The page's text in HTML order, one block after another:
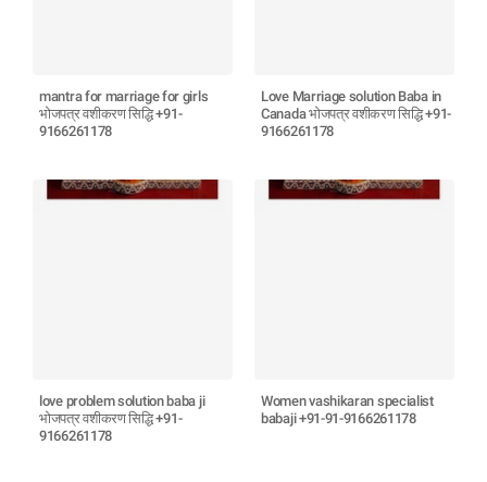
mantra for marriage for girls
भोजपत्र वशीकरण सिद्धि +91-
9166261178
Love Marriage solution Baba in
Canada भोजपत्र वशीकरण सिद्धि +91-
9166261178
love problem solution baba ji
भोजपत्र वशीकरण सिद्धि +91-
9166261178
Women vashikaran specialist
babaji +91-91-9166261178